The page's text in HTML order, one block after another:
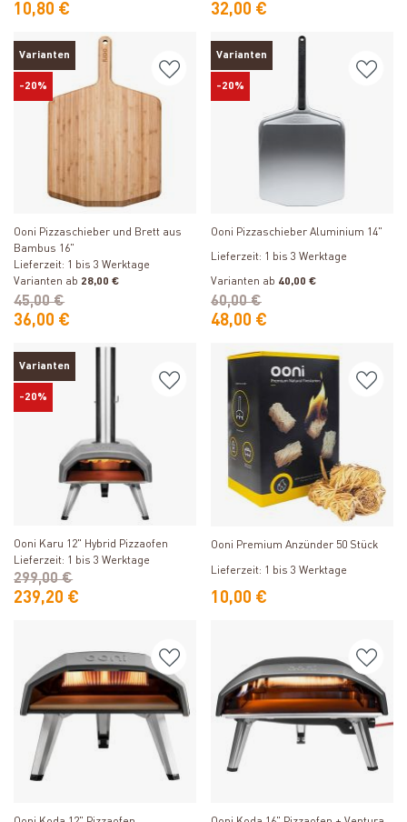
10,80 € 32,00 €
Varianten
-20%
Produkt ansehen
Ooni Pizzaschieber und Brett aus
Bambus 16"
Lieferzeit: 1 bis 3 Werktage
Varianten ab 28,00 €
36,00 €
45,00 €
Varianten
-20%
Produkt ansehen
Ooni Pizzaschieber Aluminium 14"
Lieferzeit: 1 bis 3 Werktage
Varianten ab 40,00 €
48,00 €
60,00 €
Varianten
-20%
Produkt ansehen
Ooni Karu 12" Hybrid Pizzaofen
Lieferzeit: 1 bis 3 Werktage
239,20 €
299,00 €
Produkt ansehen
Ooni Premium Anzünder 50 Stück
Lieferzeit: 1 bis 3 Werktage
10,00 €